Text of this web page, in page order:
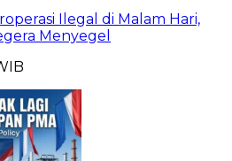
Ilegal di Malam Hari,
Menyegel